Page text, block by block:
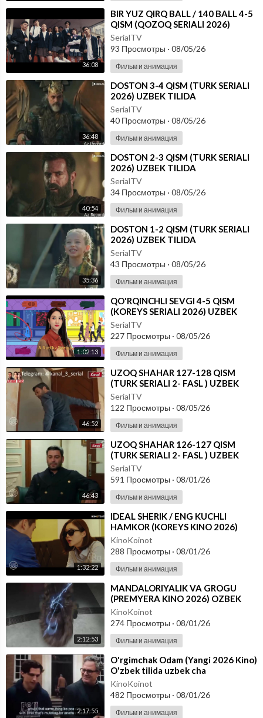
36:08
⁣⁣BIR YUZ QIRQ BALL / 140 BALL 4-5
QISM (QOZOQ SERIALI 2026)
UZBEK TILIDA
SerialTV
93 Просмотры · 08/05/26
Фильм и анимация
36:48
⁣DOSTON 3-4 QISM (TURK SERIALI
2026) UZBEK TILIDA
SerialTV
40 Просмотры · 08/05/26
Фильм и анимация
40:54
⁣DOSTON 2-3 QISM (TURK SERIALI
2026) UZBEK TILIDA
SerialTV
34 Просмотры · 08/05/26
Фильм и анимация
35:36
⁣DOSTON 1-2 QISM (TURK SERIALI
2026) UZBEK TILIDA
SerialTV
43 Просмотры · 08/05/26
Фильм и анимация
1:02:13
⁣⁣QO'RQINCHLI SEVGI 4-5 QISM
(KOREYS SERIALI 2026) UZBEK
TILIDA
SerialTV
227 Просмотры · 08/05/26
Фильм и анимация
46:52
⁣UZOQ SHAHAR 127-128 QISM
(TURK SERIALI 2- FASL ) UZBEK
TILIDA
SerialTV
122 Просмотры · 08/05/26
Фильм и анимация
46:43
⁣UZOQ SHAHAR 126-127 QISM
(TURK SERIALI 2- FASL ) UZBEK
TILIDA
SerialTV
591 Просмотры · 08/01/26
Фильм и анимация
1:32:22
⁣IDEAL SHERIK / ENG KUCHLI
HAMKOR (KOREYS KINO 2026)
UZBEK TILIDA
KinoKoinot
288 Просмотры · 08/01/26
Фильм и анимация
2:12:53
⁣MANDALORIYALIK VA GROGU
(PREMYERA KINO 2026) OZBEK
TILIDA
KinoKoinot
274 Просмотры · 08/01/26
Фильм и анимация
2:17:55
⁣O'rgimchak Odam (Yangi 2026 Kino)
O'zbek tilida uzbek cha
KinoKoinot
482 Просмотры · 08/01/26
Фильм и анимация